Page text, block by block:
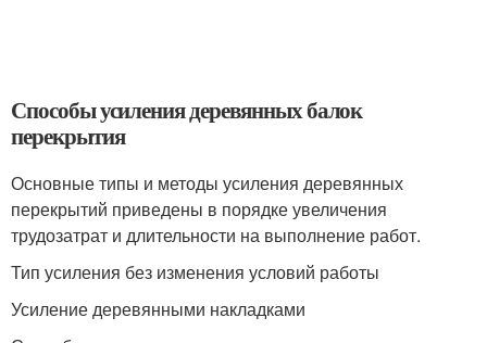
Способы усиления деревянных балок
перекрытия
Основные типы и методы усиления деревянных
перекрытий приведены в порядке увеличения
трудозатрат и длительности на выполнение работ.
Тип усиления без изменения условий работы
Усиление деревянными накладками